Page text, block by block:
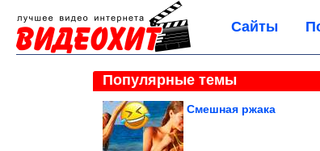
Сайты
Популярные темы
Смешная ржака